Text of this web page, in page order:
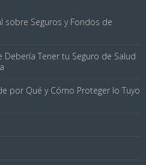
sobre Seguros y Fondos de
Tener tu Seguro de Salud
por Qué y Cómo Proteger lo Tuyo